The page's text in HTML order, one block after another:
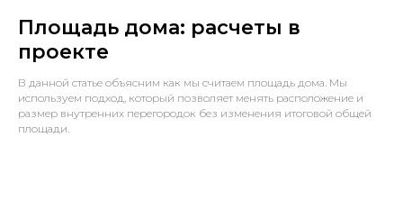
Площадь дома: расчеты в
проекте
В данной статье объясним как мы считаем площадь дома. Мы
используем подход, который позволяет менять расположение и
размер внутренних перегородок без изменения итоговой общей
площади.